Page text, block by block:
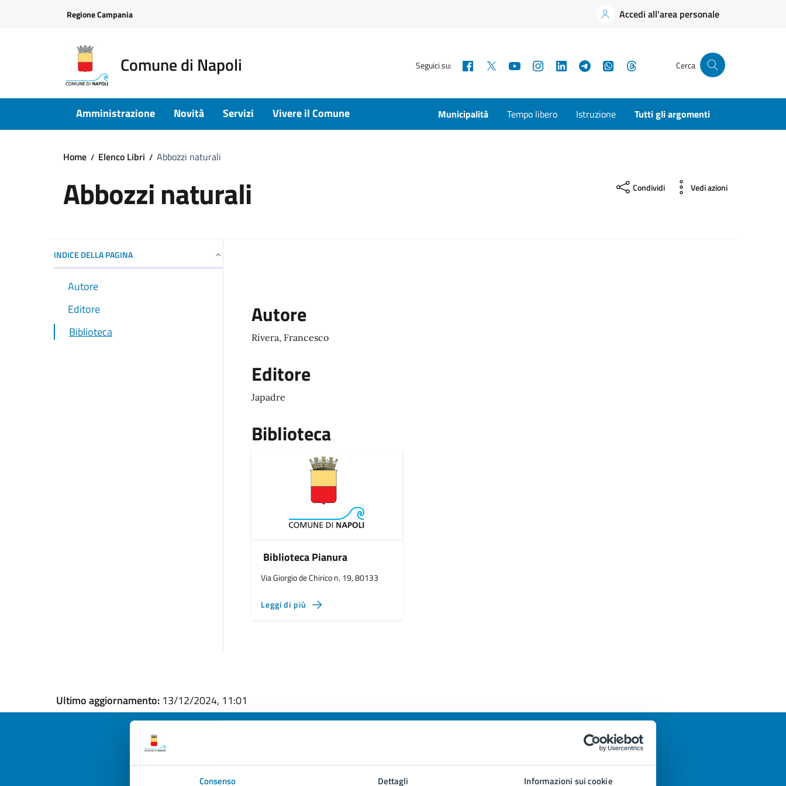
Consenso Dettagli Informazioni sui cookie
Regione Campania Accedi all'area personale
Comune di Napoli Seguici su: Facebook YouTubeInstagramLinkedInTelegramWhatsApp Cerca
Amministrazione Novità Servizi Vivere il Comune Municipalità Tempo libero Istruzione Tutti gli argomenti
Home Elenco Libri Abbozzi naturali
Abbozzi naturali Condividi Vedi azioni
INDICE DELLA PAGINA
Autore
Editore
Biblioteca
Autore
Rivera, Francesco
Editore
Japadre
Biblioteca
Biblioteca Pianura
Via Giorgio de Chirico n. 19, 80133
Leggi di più
Ultimo aggiornamento: 13/12/2024, 11:01